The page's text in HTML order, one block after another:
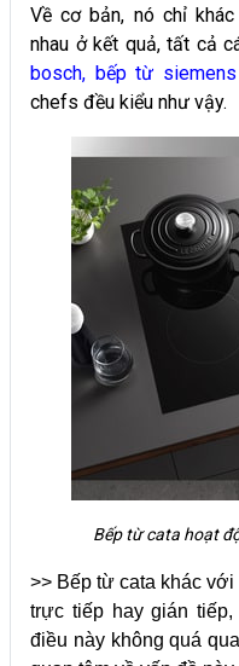
Về cơ bản, nó chỉ
nhau ở kết quả, tất cả
bosch, bếp từ siemens
chefs đều kiểu như vậy.
Bếp từ cata hoạt
>> Bếp từ cata khác
trực tiếp hay gián
điều này không quá